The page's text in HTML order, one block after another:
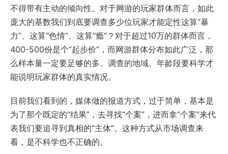
不得带有主动的倾向性。对于网游的玩家群体而言，如此
庞大的基数我们到底要调查多少位玩家才能定性这算“暴
力”、这算“色情”、这算“瘾”？对于超过10万的群体而言，
400-500份是个“起步价”，而网游群体分布如此广泛，那
么样本量一定要足够的多、调查的地域、年龄段要科学才
能说明玩家群体的真实情况。
目前我们看到的，媒体做的报道方式，过于简单，基本是
为了那个既定的“结果”，去寻找“个案”，进而拿“个案”来代
表我们要追寻到真相的“主体”。这种方式从市场调查来
看，是不科学也不正确的。